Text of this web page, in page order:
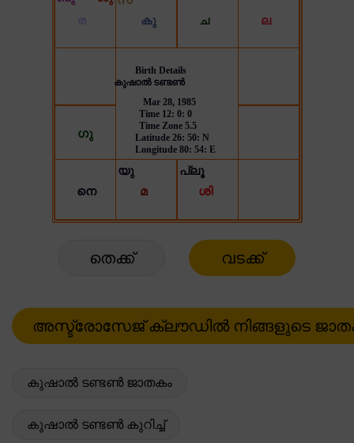
തെക്ക് വടക്ക്
കുഷാൽ ടണ്ടൺ ജാതകം
കുഷാൽ ടണ്ടൺ കുറിച്ച്